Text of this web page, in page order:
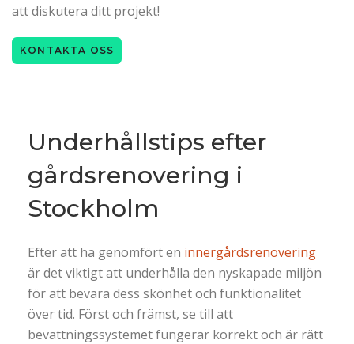
att diskutera ditt projekt!
KONTAKTA OSS
Underhållstips efter
gårdsrenovering i
Stockholm
Efter att ha genomfört en innergårdsrenovering
är det viktigt att underhålla den nyskapade miljön
för att bevara dess skönhet och funktionalitet
över tid. Först och främst, se till att
bevattningssystemet fungerar korrekt och är rätt